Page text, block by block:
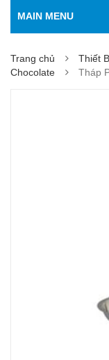
MAIN MENU
Trang chủ Thiết
Chocolate
Tháp